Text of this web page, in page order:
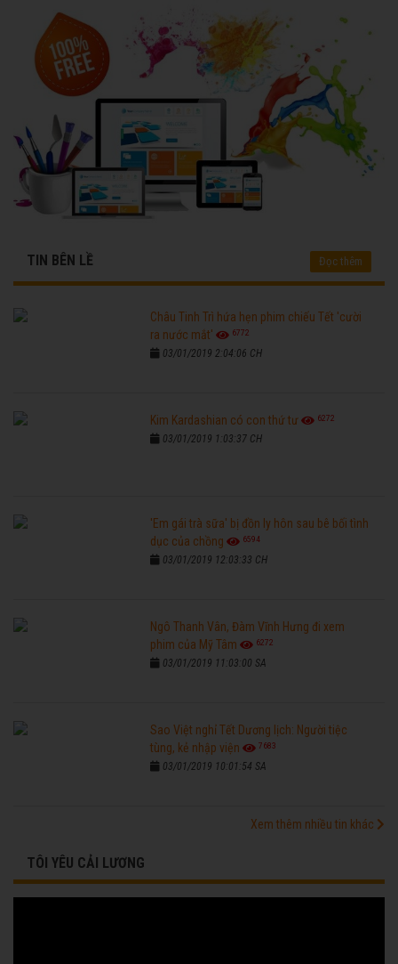
TIN BÊN LỀ Đọc thêm
Châu Tinh Trì hứa hẹn phim chiếu Tết 'cười
ra nước mắt'
6772
03/01/2019 2:04:06 CH
Kim Kardashian có con thứ tư 6272
03/01/2019 1:03:37 CH
'Em gái trà sữa' bị đồn ly hôn sau bê bối tình
dục của chồng
6594
03/01/2019 12:03:33 CH
Ngô Thanh Vân, Đàm Vĩnh Hưng đi xem
phim của Mỹ Tâm
6272
03/01/2019 11:03:00 SA
Sao Việt nghỉ Tết Dương lịch: Người tiệc
tùng, kẻ nhập viện
7683
03/01/2019 10:01:54 SA
Xem thêm nhiều tin khác
TÔI YÊU CẢI LƯƠNG